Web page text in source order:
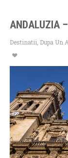
ANDALUZIA
Destinatii, Dupa Un